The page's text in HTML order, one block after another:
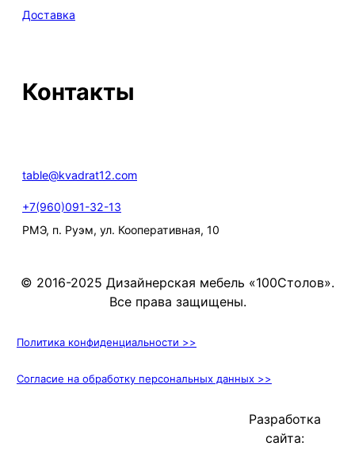
Доставка
Контакты
table@kvadrat12.com
+7(960)091-32-13
РМЭ, п. Руэм, ул. Кооперативная, 10
© 2016-2025 Дизайнерская мебель «100Столов».
Все права защищены.
Политика конфиденциальности >>
Согласие на обработку персональных данных >>
Разработка
сайта: